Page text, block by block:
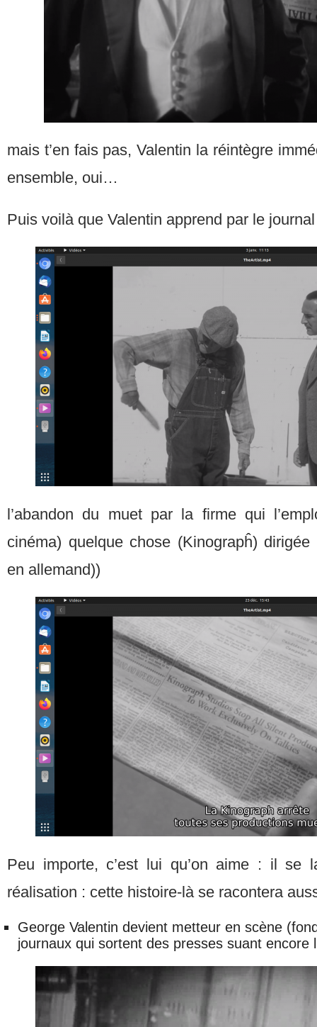
mais t’en fais pas, Valentin la réintègre
ensemble, oui…
Puis voilà que Valentin apprend par le journal
l’abandon du muet par la firme qui
cinéma) quelque chose (Kinograpĥ)
en allemand))
Peu importe, c’est lui qu’on aime : il se
réalisation : cette histoire-là se racontera
George Valentin devient metteur en scène
journaux qui sortent des presses suant encore